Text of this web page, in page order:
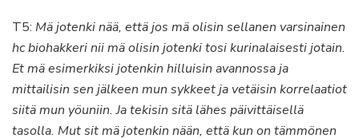
T5: Mä jotenki nää, että jos mä olisin sellanen varsinainen
hc biohakkeri nii mä olisin jotenki tosi kurinalaisesti jotain.
Et mä esimerkiksi jotenkin hilluisin avannossa ja
mittailisin sen jälkeen mun sykkeet ja vetäisin korrelaatiot
siitä mun yöuniin. Ja tekisin sitä lähes päivittäisellä
tasolla. Mut sit mä jotenkin nään, että kun on tämmönen